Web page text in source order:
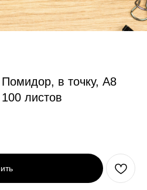
в точку, А8
листов